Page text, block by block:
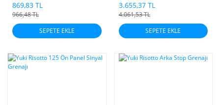
869,83 TL
966,48 TL
SEPETE EKLE
3.655,37 TL
4.061,53 TL
SEPETE EKLE